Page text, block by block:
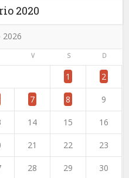
2020
2026
V S D
1 2
7 8 9
14 15 16
21 22 23
28 29 30